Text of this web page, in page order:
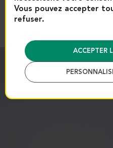
Vous pouvez accepter
refuser.
ACCEPTER
| Eurovanille
Référence : 13895M